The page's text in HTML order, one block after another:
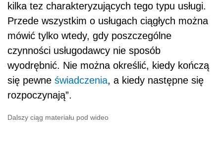
kilka tez charakteryzujących tego typu usługi.
Przede wszystkim o usługach ciągłych można
mówić tylko wtedy, gdy poszczególne
czynności usługodawcy nie sposób
wyodrębnić. Nie można określić, kiedy kończą
się pewne świadczenia, a kiedy następne się
rozpoczynają”.
Dalszy ciąg materiału pod wideo